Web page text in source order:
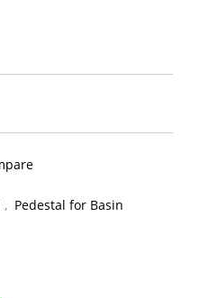
, Pedestal for Basin